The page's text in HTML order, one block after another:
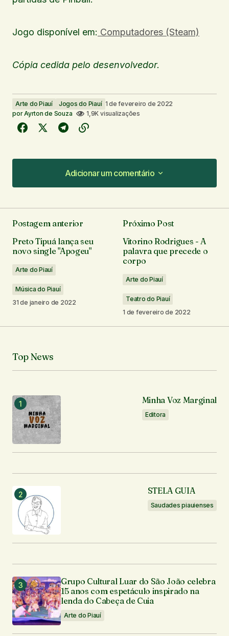
Jogo disponível em: Computadores (Steam)
Cópia cedida pelo desenvolvedor.
Arte do Piauí Jogos do Piauí 1 de fevereiro de 2022
porAyrton de Souza 1,9K visualizações
Adicionar um comentário
Adicionar um comentário
O seu endereço de e-mail não será publicado.
Campos obrigatórios são marcados com*
Comentário
Notifique-me sobre novos comentários por e-mail.
Notifique-me sobre novas publicações por e-mail.
Postagem anterior
Preto Tipuá lança seu
novo single "Apogeu"
Arte do Piauí
Música do Piauí
31 de janeiro de 2022
Próximo Post
Vitorino Rodrigues - A
palavra que precede o
corpo
Arte do Piauí
Teatro do Piauí
1 de fevereiro de 2022
Top News
Minha Voz Marginal
Editora
STELA GUIA
Saudades piauienses
Grupo Cultural Luar do São João celebra
15 anos com espetáculo inspirado na
lenda do Cabeça de Cuia
Arte do Piauí